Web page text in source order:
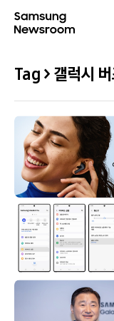
Tag > 갤럭시